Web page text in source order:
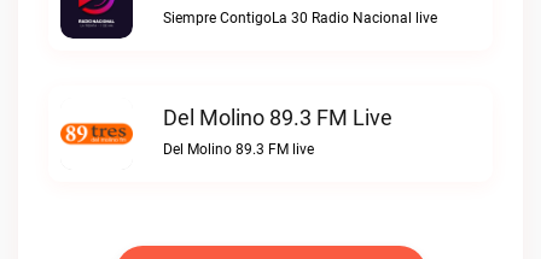
Siempre ContigoLa 30 Radio Nacional live
Del Molino 89.3 FM Live
Del Molino 89.3 FM live